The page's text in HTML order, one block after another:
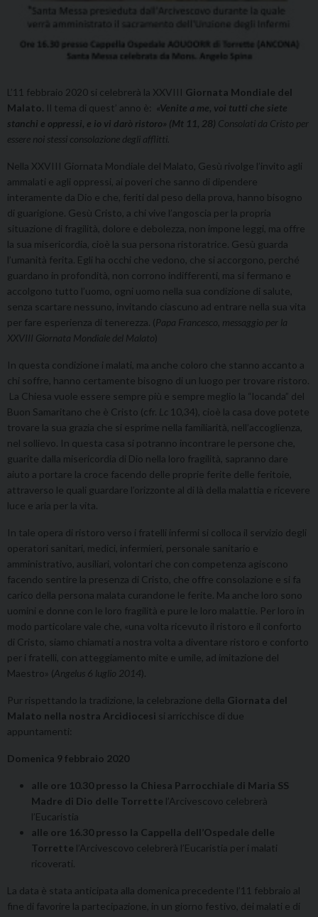
L’11 febbraio 2020 si celebrerà la XXVIII Giornata Mondiale del
Malato. Il tema di quest’ anno è: «Venite a me, voi tutti che siete
stanchi e oppressi, e io vi darò ristoro» (Mt 11, 28) Consolati da Cristo per
essere noi stessi consolazione degli afflitti.
Nella XXVIII Giornata Mondiale del Malato, Gesù rivolge l’invito agli
ammalati e agli oppressi, ai poveri che sanno di dipendere
interamente da Dio e che, feriti dal peso della prova, hanno bisogno
di guarigione. Gesù Cristo, a chi vive l’angoscia per la propria
situazione di fragilità, dolore e debolezza, non impone leggi, ma offre
la sua misericordia, cioè la sua persona ristoratrice. Gesù guarda
l’umanità ferita. Egli ha occhi che vedono, che si accorgono, perché
guardano in profondità, non corrono indifferenti, ma si fermano e
accolgono tutto l’uomo, ogni uomo nella sua condizione di salute,
senza scartare nessuno, invitando ciascuno ad entrare nella sua vita
per fare esperienza di tenerezza. (Papa Francesco messaggio per la
XXVIII Giornata Mondiale del Malato)
In questa condizione i malati, ma anche coloro che stanno accanto a
chi soffre, hanno certamente bisogno di un luogo per trovare ristoro.
La Chiesa vuole essere sempre più e sempre meglio la “locanda” del
Buon Samaritano che è Cristo (cfr. Lc 10,34), cioè la casa dove potete
trovare la sua grazia che si esprime nella familiarità, nell’accoglienza,
nel sollievo. In questa casa si potranno incontrare le persone che,
guarite dalla misericordia di Dio nella loro fragilità, sapranno dare
aiuto a portare la croce facendo delle proprie ferite delle feritoie,
attraverso le quali guardare l’orizzonte al di là della malattia e ricevere
luce e aria per la vita.
In tale opera di ristoro verso i fratelli infermi si colloca il servizio degli
operatori sanitari, medici, infermieri, personale sanitario e
amministrativo, ausiliari, volontari che con competenza agiscono
facendo sentire la presenza di Cristo, che offre consolazione e si fa
carico della persona malata curandone le ferite. Ma anche loro sono
uomini e donne con le loro fragilità e pure le loro malattie. Per loro in
modo particolare vale che, «una volta ricevuto il ristoro e il conforto
di Cristo, siamo chiamati a nostra volta a diventare ristoro e conforto
per i fratelli, con atteggiamento mite e umile, ad imitazione del
Maestro» (Angelus 6 luglio 2014).
Pur rispettando la tradizione, la celebrazione della Giornata del
Malato nella nostra Arcidiocesi si arricchisce di due
appuntamenti:
Domenica 9 febbraio 2020
alle ore 10.30 presso la Chiesa Parrocchiale di Maria SS
Madre di Dio delle Torrette l’Arcivescovo celebrerà
l’Eucaristia
alle ore 16.30 presso la Cappella dell’Ospedale delle
Torrette l’Arcivescovo celebrerà l’Eucaristia per i malati
ricoverati.
La data è stata anticipata alla domenica precedente l’11 febbraio al
fine di favorire la partecipazione, in un giorno festivo, dei malati e di